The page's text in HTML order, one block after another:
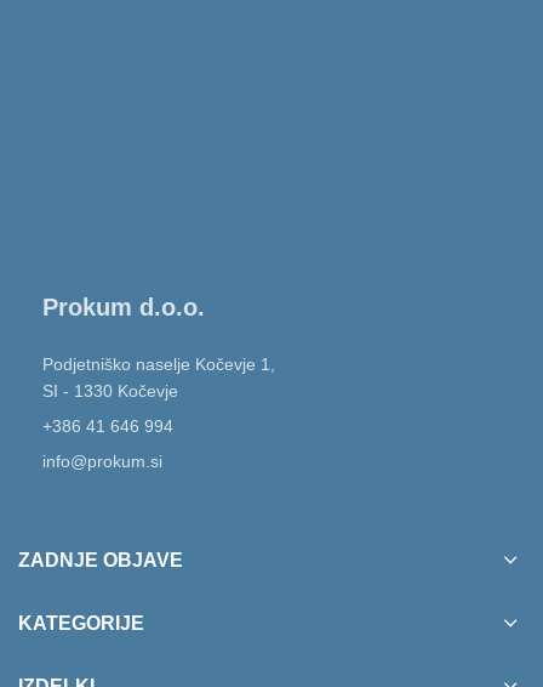
Prokum d.o.o.
Podjetniško naselje Kočevje 1,
SI - 1330 Kočevje
+386 41 646 994
info@prokum.si
ZADNJE OBJAVE
KATEGORIJE